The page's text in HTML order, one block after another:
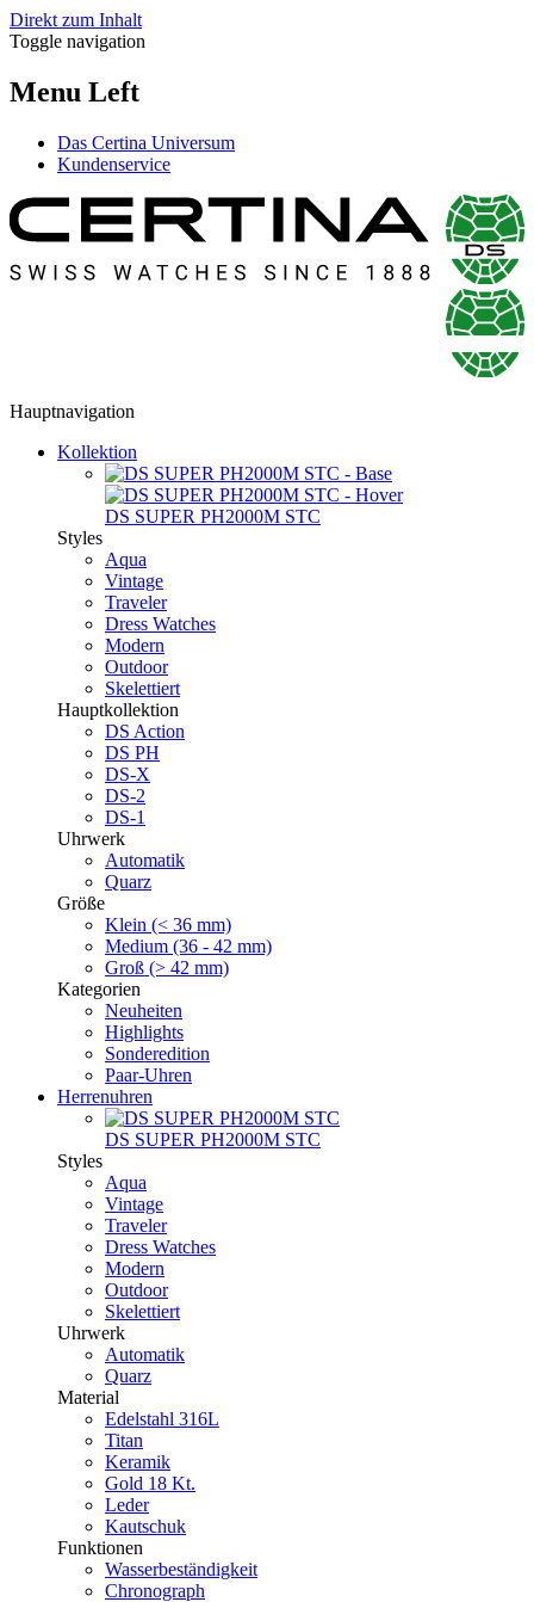
Direkt zum Inhalt
Toggle navigation
Menu Left
Das Certina Universum
Kundenservice
Hauptnavigation
Kollektion
DS SUPER PH2000M STC
Styles
Aqua
Vintage
Traveler
Dress Watches
Modern
Outdoor
Skelettiert
Hauptkollektion
DS Action
DS PH
DS-X
DS-2
DS-1
Uhrwerk
Automatik
Quarz
Größe
Klein (< 36 mm)
Medium (36 - 42 mm)
Groß (> 42 mm)
Kategorien
Neuheiten
Highlights
Sonderedition
Paar-Uhren
Herrenuhren
DS SUPER PH2000M STC
Styles
Aqua
Vintage
Traveler
Dress Watches
Modern
Outdoor
Skelettiert
Uhrwerk
Automatik
Quarz
Material
Edelstahl 316L
Titan
Keramik
Gold 18 Kt.
Leder
Kautschuk
Funktionen
Wasserbeständigkeit
Chronograph